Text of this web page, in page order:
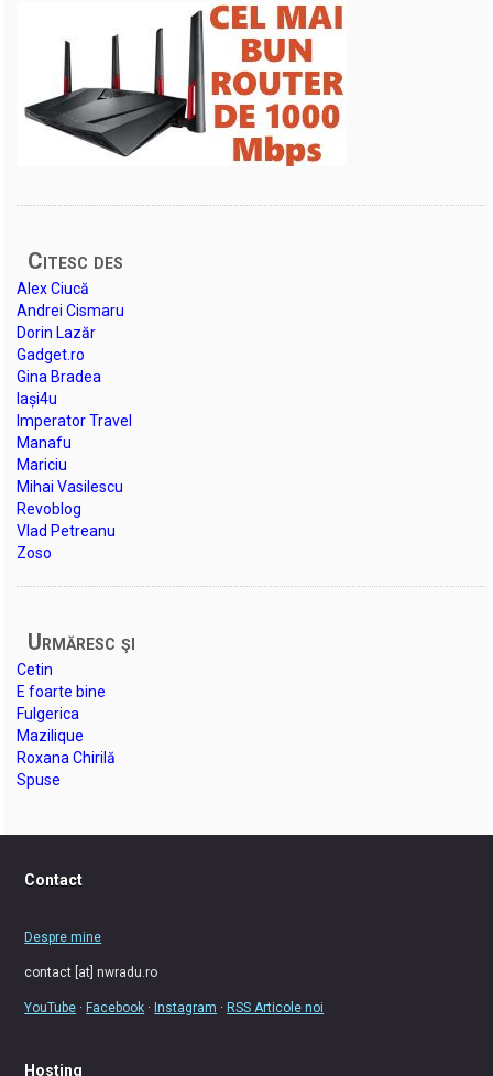
Citesc des
Alex Ciucă
Andrei Cismaru
Dorin Lazăr
Gadget.ro
Gina Bradea
Iași4u
Imperator Travel
Manafu
Mariciu
Mihai Vasilescu
Revoblog
Vlad Petreanu
Zoso
Urmăresc şi
Cetin
E foarte bine
Fulgerica
Mazilique
Roxana Chirilă
Spuse
Contact
Despre mine
contact [at] nwradu.ro
YouTube · Facebook · Instagram · RSS Articole noi
Hosting